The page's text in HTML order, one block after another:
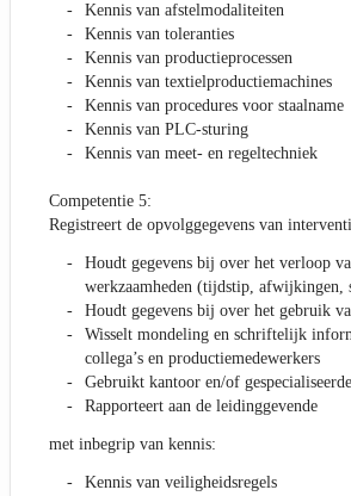
Kennis van afstelmodaliteiten
Kennis van toleranties
Kennis van productieprocessen
Kennis van textielproductiemachines
Kennis van procedures voor staalname
Kennis van PLC-sturing
Kennis van meet- en regeltechniek
Competentie 5:
Registreert de opvolggegevens van
Houdt gegevens bij over het verloop
werkzaamheden (tijdstip,
Houdt gegevens bij over het gebruik
Wisselt mondeling en schriftelijk
collega’s en productiemedewerkers
Gebruikt kantoor en/of
Rapporteert aan de leidinggevende
met inbegrip van kennis:
Kennis van veiligheidsregels